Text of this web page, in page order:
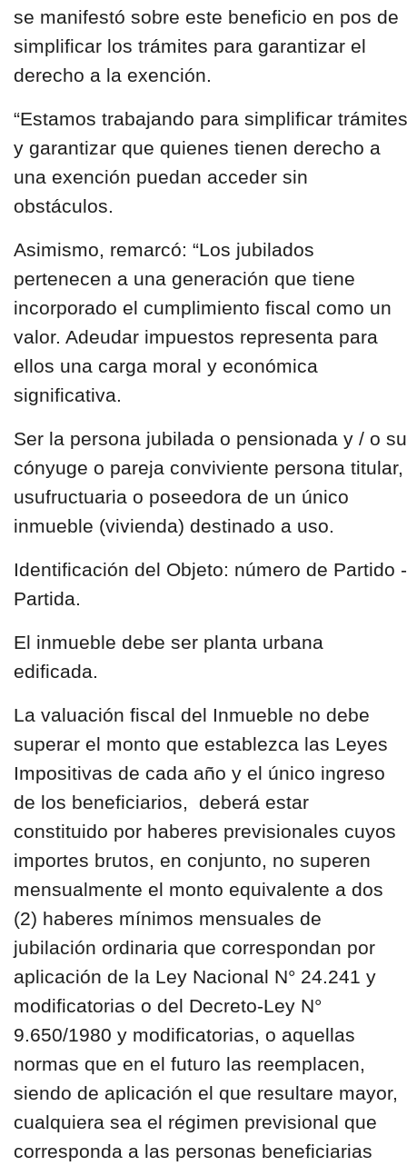
se manifestó sobre este beneficio en pos de
simplificar los trámites para garantizar el
derecho a la exención.
“Estamos trabajando para simplificar trámites
y garantizar que quienes tienen derecho a
una exención puedan acceder sin
obstáculos.
Asimismo, remarcó: “Los jubilados
pertenecen a una generación que tiene
incorporado el cumplimiento fiscal como un
valor. Adeudar impuestos representa para
ellos una carga moral y económica
significativa.
Ser la persona jubilada o pensionada y / o su
cónyuge o pareja conviviente persona titular,
usufructuaria o poseedora de un único
inmueble (vivienda) destinado a uso.
Identificación del Objeto: número de Partido -
Partida.
El inmueble debe ser planta urbana
edificada.
La valuación fiscal del Inmueble no debe
superar el monto que establezca las Leyes
Impositivas de cada año y el único ingreso
de los beneficiarios, deberá estar
constituido por haberes previsionales cuyos
importes brutos, en conjunto, no superen
mensualmente el monto equivalente a dos
(2) haberes mínimos mensuales de
jubilación ordinaria que correspondan por
aplicación de la Ley Nacional N° 24.241 y
modificatorias o del Decreto-Ley N°
9.650/1980 y modificatorias, o aquellas
normas que en el futuro las reemplacen,
siendo de aplicación el que resultare mayor,
cualquiera sea el régimen previsional que
corresponda a las personas beneficiarias